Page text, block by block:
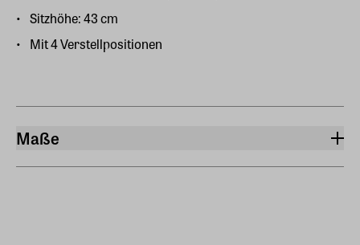
Sitzhöhe: 43 cm
Mit 4 Verstellpositionen
Maße